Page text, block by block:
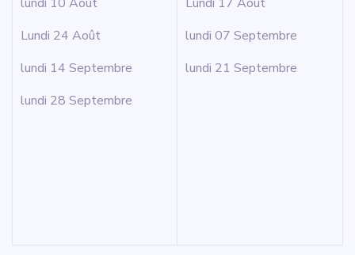
Lundi 24 Août
lundi 14 Septembre
lundi 28 Septembre
lundi 07 Septembre
lundi 21 Septembre